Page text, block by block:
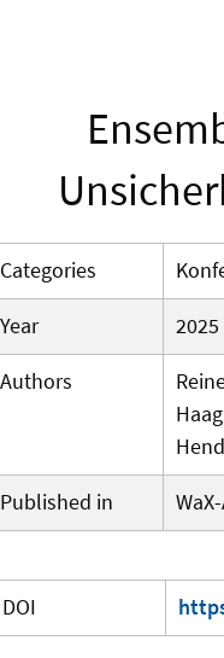
Categories
Year
2025
Authors
Published in
DOI